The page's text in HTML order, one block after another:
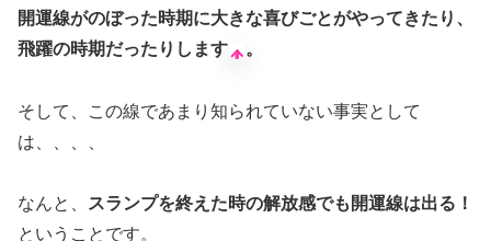
開運線がのぼった時期に大きな喜びごとがやってきたり、
飛躍の時期だったりします
。
そして、この線であまり知られていない事実として
は、、、、
なんと、
スランプを終えた時の解放感でも開運線は出る！
ということです。